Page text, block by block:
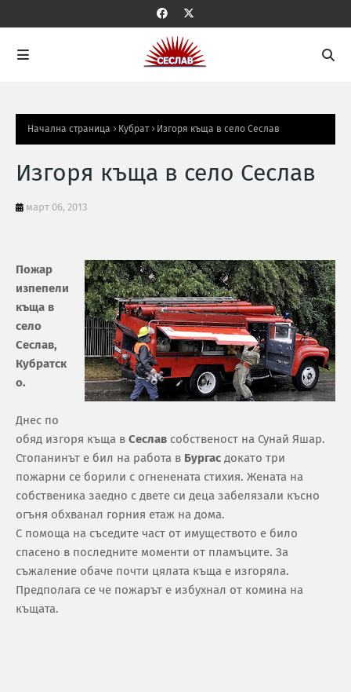
Начална страница Кубрат Изгоря къща в село Сеслав
Изгоря къща в село Сеслав
март 06, 2013
Пожар
изпепели
къща в
село
Сеслав,
Кубратск
о.
Днес по
обяд изгоря къща в Сеслав собственост на Сунай Яшар.
Стопанинът е бил на работа в Бургас докато три
пожарни се борили с огненената стихия. Жената на
собственика заедно с двете си деца забелязали късно
огъня обхванал горния етаж на дома.
С помоща на съседите част от имуществото е било
спасено в последните моменти от пламъците. За
съжаление обаче почти цялата къща е изгоряла.
Предполага се че пожарът е избухнал от комина на
къщата.